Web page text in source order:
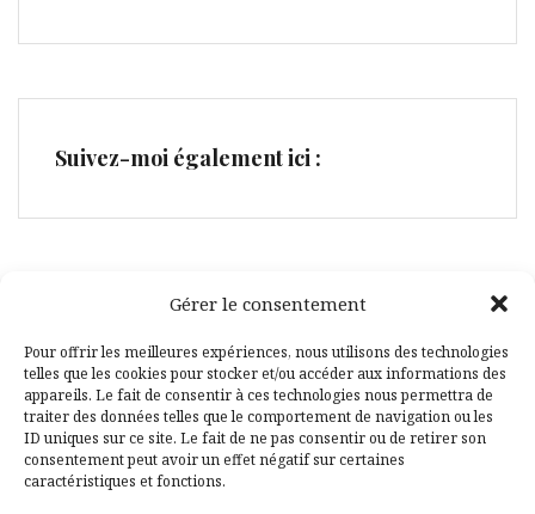
Gérer le consentement
Pour offrir les meilleures expériences, nous utilisons des technologies
telles que les cookies pour stocker et/ou accéder aux informations des
appareils. Le fait de consentir à ces technologies nous permettra de
traiter des données telles que le comportement de navigation ou les
ID uniques sur ce site. Le fait de ne pas consentir ou de retirer son
consentement peut avoir un effet négatif sur certaines
caractéristiques et fonctions.
Suivez-moi également ici :
Facebook
Pinterest